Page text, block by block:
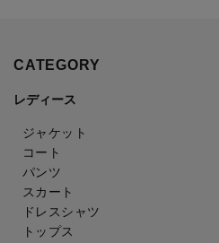
CATEGORY
レディース
ジャケット
コート
パンツ
スカート
ドレスシャツ
トップス